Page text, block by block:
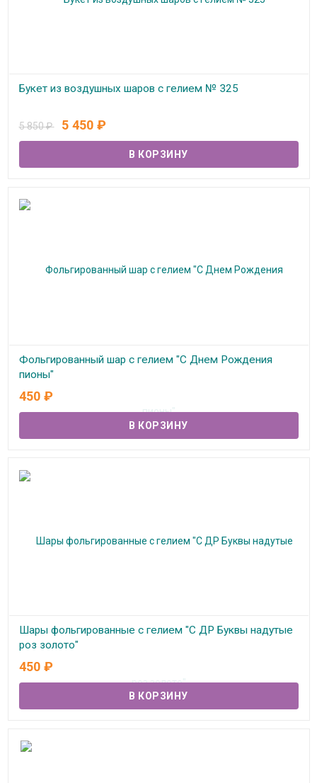
Букет из воздушных шаров с гелием № 325
5 850₽ 5 450 ₽
Фольгированный шар с гелием "С Днем Рождения
пионы"
В наличии
450 ₽
Шары фольгированные с гелием "С ДР Буквы надутые
роз золото"
В наличии
450 ₽